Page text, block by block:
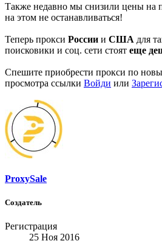
Также недавно мы снизили цены
на этом не останавливаться!
Теперь прокси России и США для
поисковики и соц. сети стоят еще
Спешите приобрести прокси по
просмотра ссылки Войди или
ProxySale
Создатель
Регистрация
25 Ноя 2016